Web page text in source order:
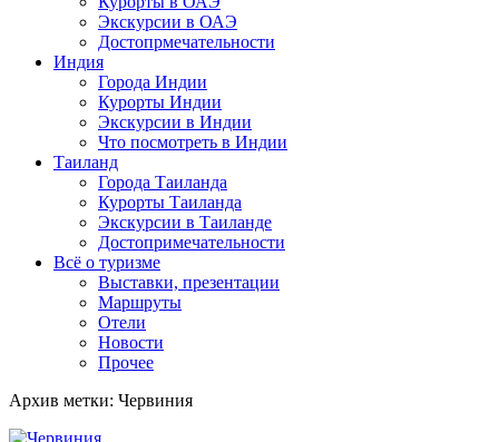
Экскурсии в ОАЭ
Достопрмечательности
Индия
Города Индии
Курорты Индии
Экскурсии в Индии
Что посмотреть в Индии
Таиланд
Города Таиланда
Курорты Таиланда
Экскурсии в Таиланде
Достопримечательности
Всё о туризме
Выставки, презентации
Маршруты
Отели
Новости
Прочее
Архив метки: Червиния